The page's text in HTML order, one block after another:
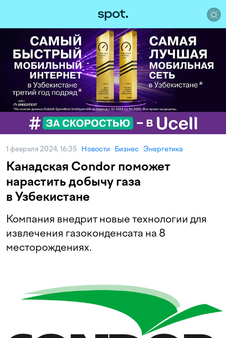
1 февраля 2024, 16:35 Новости Бизнес Энергетика
Канадская Condor поможет
нарастить добычу газа
в Узбекистане
Компания внедрит новые технологии для
извлечения газоконденсата на 8
месторождениях.